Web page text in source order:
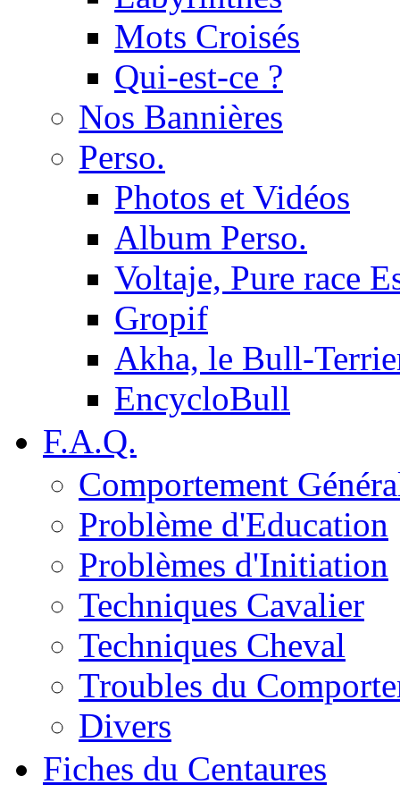
Mots Croisés
Qui-est-ce ?
Nos Bannières
Perso.
Photos et Vidéos
Album Perso.
Voltaje, Pure race
Gropif
Akha, le Bull-
EncycloBull
F.A.Q.
Comportement
Problème d'Education
Problèmes d'Initiation
Techniques Cavalier
Techniques Cheval
Troubles du
Divers
Fiches du Centaures